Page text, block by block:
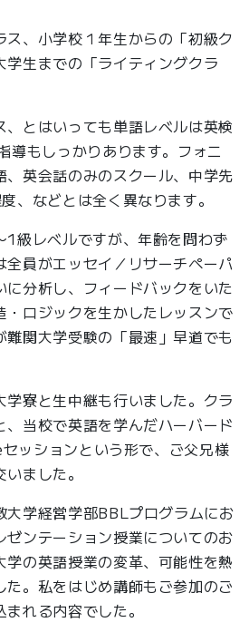
ス、小学校１年生からの「初級ク
学生までの「ライティングクラ
、とはいっても単語レベルは英検
導もしっかりあります。フォニ
、英会話のみのスクール、中学先
、などとは全く異なります。
1級レベルですが、年齢を問わず
全員がエッセイ／リサーチペーパ
に分析し、フィードバックをいた
・ロジックを生かしたレッスンで
関大学受験の「最速」早道でも
学寮と生中継も行いました。クラ
、当校で英語を学んだハーバード
ッションという形で、ご父兄様
ました。
大学経営学部BBLプログラムにお
ゼンテーション授業についてのお
学の英語授業の変革、可能性を熱
た。私をはじめ講師もご参加のご
れる内容でした。